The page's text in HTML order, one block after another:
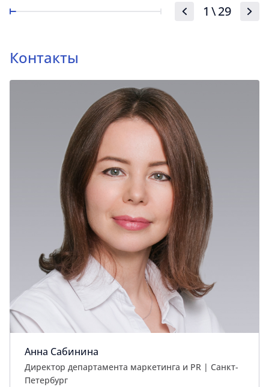
1 \29
Контакты
Анна Сабинина
Директор департамента маркетинга и PR | Cанкт-
Петербург